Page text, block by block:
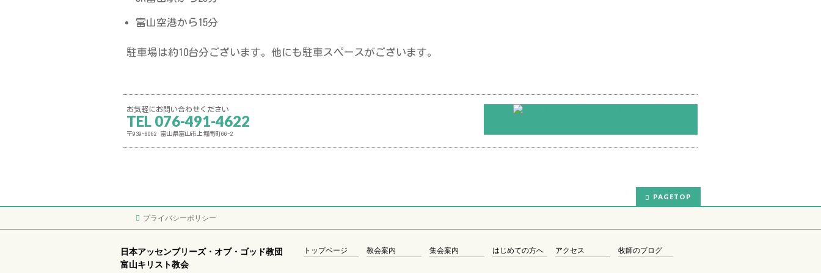
富山空港から15分
駐車場は約10台分ございます。他にも駐車スペースがございます。
お気軽にお問い合わせください
TEL 076-491-4622
〒939-8062 富山県富山市上堀南町66-2
PAGETOP
プライバシーポリシー
日本アッセンブリーズ・オブ・ゴッド教団
富山キリスト教会
トップページ 教会案内 集会案内 はじめての方へ アクセス 牧師のブログ